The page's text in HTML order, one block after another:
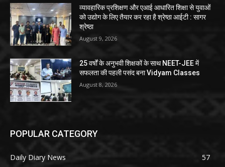
व्यावहारिक प्रशिक्षण और एआई आधारित शिक्षा से युवाओं
को उद्योग के लिए तैयार कर रहा है श्रेष्ठा आईटी : सागर
श्रेष्ठा
August 9, 2026
25 वर्षों के अनुभवी शिक्षकों के साथ NEET-JEE में
सफलता की पहली पसंद बना Vidyam Classes
August 8, 2026
POPULAR CATEGORY
Daily Diary News
57